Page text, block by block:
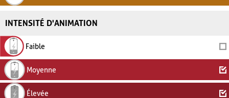
INTENSITÉ D'ANIMATION
Faible
Moyenne
Élevée